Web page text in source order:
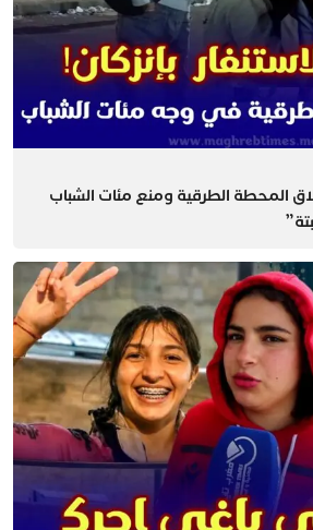
المحطة الطرقية ومنع مئات الشباب